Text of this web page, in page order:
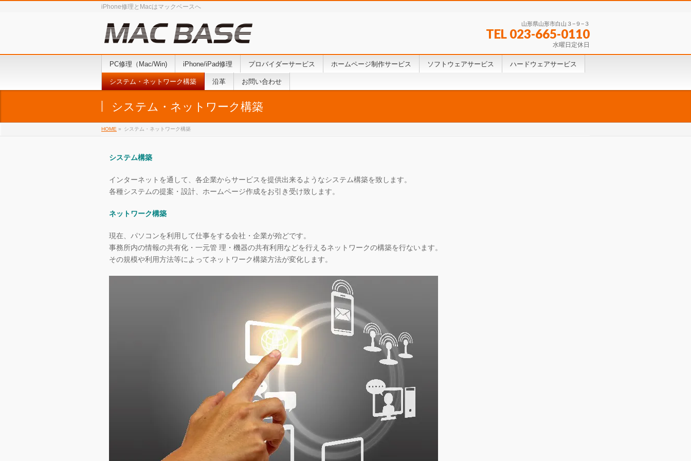
iPhone修理とMacはマックベースへ
山形県山形市白山３−９−３
TEL 023-665-0110
水曜日定休日
PC修理（Mac/Win) iPhone/iPad修理 プロバイダーサービス ホームページ制作サービス ソフトウェアサービス ハードウェアサービス
システム・ネットワーク構築 沿革 お問い合わせ
システム・ネットワーク構築
HOME » システム・ネットワーク構築
システム構築
インターネットを通して、各企業からサービスを提供出来るようなシステム構築を致します。
各種システムの提案・設計、ホームページ作成をお引き受け致します。
ネットワーク構築
現在、パソコンを利用して仕事をする会社・企業が殆どです。
事務所内の情報の共有化・一元管 理・機器の共有利用などを行えるネットワークの構築を行ないます。
その規模や利用方法等によってネットワーク構築方法が変化します。